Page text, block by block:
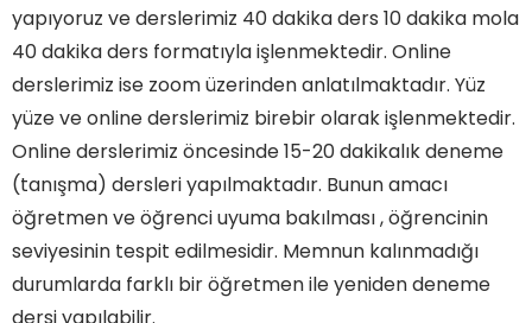
yapıyoruz ve derslerimiz 40 dakika ders 10 dakika mola
40 dakika ders formatıyla işlenmektedir. Online
derslerimiz ise zoom üzerinden anlatılmaktadır. Yüz
yüze ve online derslerimiz birebir olarak işlenmektedir.
Online derslerimiz öncesinde 15-20 dakikalık deneme
(tanışma) dersleri yapılmaktadır. Bunun amacı
öğretmen ve öğrenci uyuma bakılması , öğrencinin
seviyesinin tespit edilmesidir. Memnun kalınmadığı
durumlarda farklı bir öğretmen ile yeniden deneme
dersi yapılabilir.